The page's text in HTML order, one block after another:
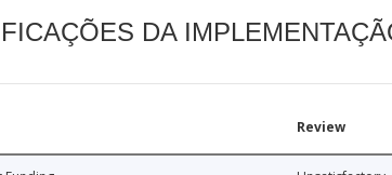
DA
Review